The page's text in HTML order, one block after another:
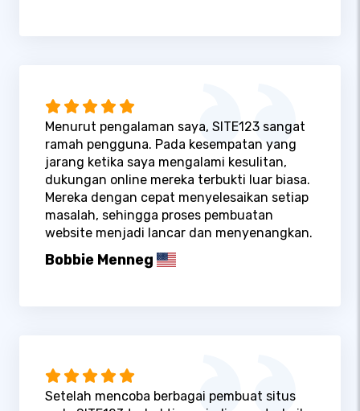
Menurut pengalaman saya, SITE123 sangat
ramah pengguna. Pada kesempatan yang
jarang ketika saya mengalami kesulitan,
dukungan online mereka terbukti luar biasa.
Mereka dengan cepat menyelesaikan setiap
masalah, sehingga proses pembuatan
website menjadi lancar dan menyenangkan.
Bobbie Menneg
Setelah mencoba berbagai pembuat situs